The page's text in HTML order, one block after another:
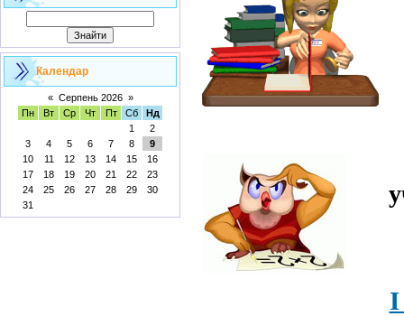
Календар
« Серпень 2026 »
Пн
Вт Ср Чт Пт Сб
Нд
1
2
3
4 5 6 7 8
9
10
11 12 13 14 15
16
17
18 19 20 21 22
23
24
25 26 27 28 29
30
31